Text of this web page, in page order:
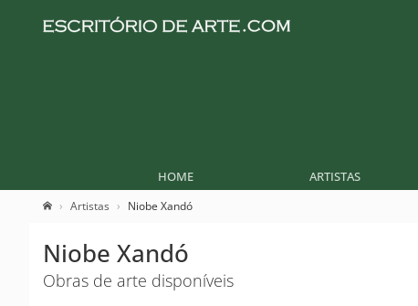
HOME ARTISTAS
Artistas Niobe Xandó
Niobe Xandó
Obras de arte disponíveis